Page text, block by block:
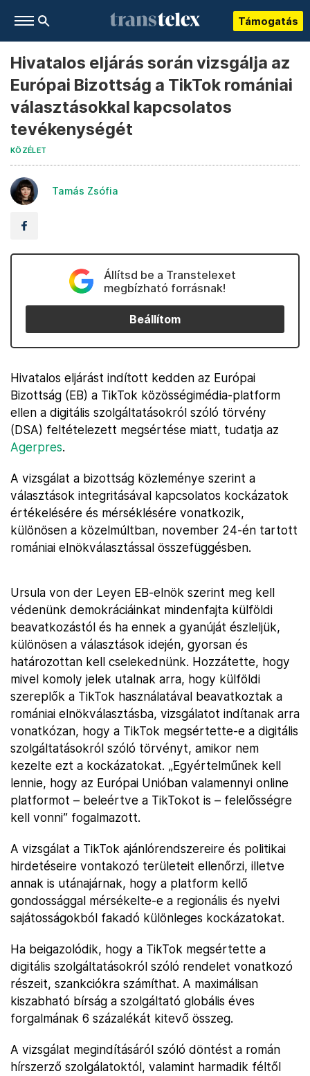
Támogatás
Hivatalos eljárás során vizsgálja az
Európai Bizottság a TikTok romániai
választásokkal kapcsolatos
tevékenységét
KÖZÉLET
Tamás Zsófia
Állítsd be a Transtelexet
megbízható forrásnak!
Beállítom
Hivatalos eljárást indított kedden az Európai
Bizottság (EB) a TikTok közösségimédia-platform
ellen a digitális szolgáltatásokról szóló törvény
(DSA) feltételezett megsértése miatt, tudatja az
Agerpres.
A vizsgálat a bizottság közleménye szerint a
választások integritásával kapcsolatos kockázatok
értékelésére és mérséklésére vonatkozik,
különösen a közelmúltban, november 24-én tartott
romániai elnökválasztással összefüggésben.
Ursula von der Leyen EB-elnök szerint meg kell
védenünk demokráciáinkat mindenfajta külföldi
beavatkozástól és ha ennek a gyanúját észleljük,
különösen a választások idején, gyorsan és
határozottan kell cselekednünk. Hozzátette, hogy
mivel komoly jelek utalnak arra, hogy külföldi
szereplők a TikTok használatával beavatkoztak a
romániai elnökválasztásba, vizsgálatot indítanak arra
vonatkózan, hogy a TikTok megsértette-e a digitális
szolgáltatásokról szóló törvényt, amikor nem
kezelte ezt a kockázatokat. „Egyértelműnek kell
lennie, hogy az Európai Unióban valamennyi online
platformot – beleértve a TikTokot is – felelősségre
kell vonni” fogalmazott.
A vizsgálat a TikTok ajánlórendszereire és politikai
hirdetéseire vontakozó területeit ellenőrzi, illetve
annak is utánajárnak, hogy a platform kellő
gondossággal mérsékelte-e a regionális és nyelvi
sajátosságokból fakadó különleges kockázatokat.
Ha beigazolódik, hogy a TikTok megsértette a
digitális szolgáltatásokról szóló rendelet vonatkozó
részeit, szankciókra számíthat. A maximálisan
kiszabható bírság a szolgáltató globális éves
forgalmának 6 százalékát kitevő összeg.
A vizsgálat megindításáról szóló döntést a román
hírszerző szolgálatoktól, valamint harmadik féltől